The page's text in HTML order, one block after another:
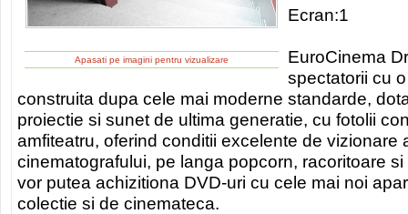
Apasati pe imagini pentru vizualizare
Ecran:1
EuroCinema
spectatorii cu
construita dupa cele mai moderne standarde,
proiectie si sunet de ultima generatie, cu fotolii
amfiteatru, oferind conditii excelente de vizionare
cinematografului, pe langa popcorn, racoritoare
vor putea achizitiona DVD-uri cu cele mai noi
colectie si de cinemateca.